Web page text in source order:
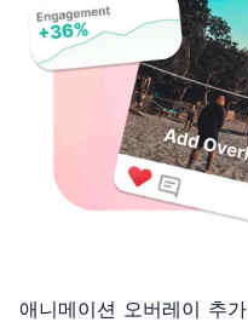
애니메이션 오버레이 추가